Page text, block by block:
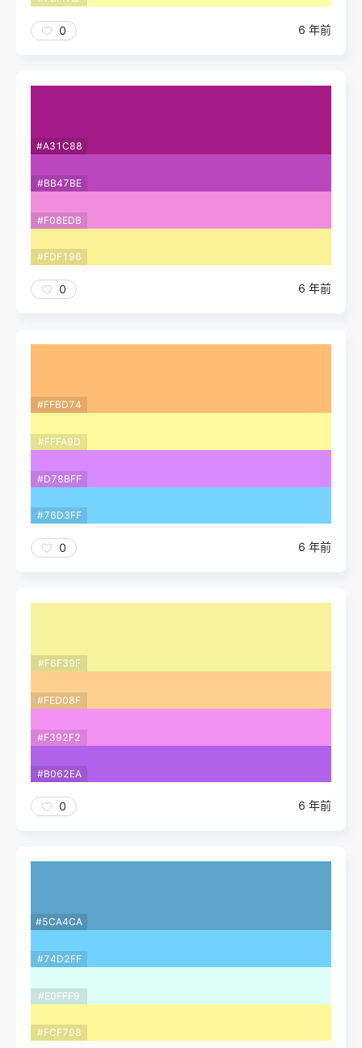
0 6 年前
#A31C88
#BB47BE
#F08EDB
#FDF196
0 6 年前
#FFBD74
#FFFA9D
#D78BFF
#76D3FF
0 6 年前
#F6F39F
#FED08F
#F392F2
#B062EA
0 6 年前
#5CA4CA
#74D2FF
#E0FFF9
#FCF798